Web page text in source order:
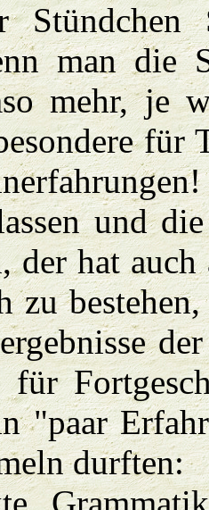
Stündchen
man die
mehr, je
für
und
der hat
zu
für
"paar
durften: